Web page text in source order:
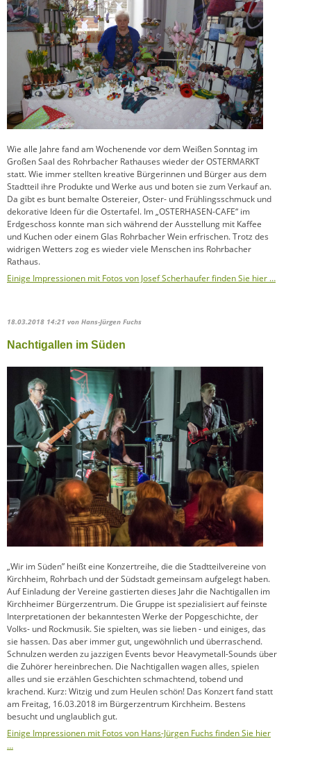
Wie alle Jahre fand am Wochenende vor dem Weißen Sonntag im
Großen Saal des Rohrbacher Rathauses wieder der OSTERMARKT
statt. Wie immer stellten kreative Bürgerinnen und Bürger aus dem
Stadtteil ihre Produkte und Werke aus und boten sie zum Verkauf an.
Da gibt es bunt bemalte Ostereier, Oster- und Frühlingsschmuck und
dekorative Ideen für die Ostertafel. Im „OSTERHASEN-CAFE“ im
Erdgeschoss konnte man sich während der Ausstellung mit Kaffee
und Kuchen oder einem Glas Rohrbacher Wein erfrischen. Trotz des
widrigen Wetters zog es wieder viele Menschen ins Rohrbacher
Rathaus.
Einige Impressionen mit Fotos von Josef Scherhaufer finden Sie hier …
18.03.2018 14:21 von Hans-Jürgen Fuchs
Nachtigallen im Süden
„Wir im Süden” heißt eine Konzertreihe, die die Stadtteilvereine von
Kirchheim, Rohrbach und der Südstadt gemeinsam aufgelegt haben.
Auf Einladung der Vereine gastierten dieses Jahr die Nachtigallen im
Kirchheimer Bürgerzentrum. Die Gruppe ist spezialisiert auf feinste
Interpretationen der bekanntesten Werke der Popgeschichte, der
Volks- und Rockmusik. Sie spielten, was sie lieben - und einiges, das
sie hassen. Das aber immer gut, ungewöhnlich und überraschend.
Schnulzen werden zu jazzigen Events bevor Heavymetall-Sounds über
die Zuhörer hereinbrechen. Die Nachtigallen wagen alles, spielen
alles und sie erzählen Geschichten schmachtend, tobend und
krachend. Kurz: Witzig und zum Heulen schön! Das Konzert fand statt
am Freitag, 16.03.2018 im Bürgerzentrum Kirchheim. Bestens
besucht und unglaublich gut.
Einige Impressionen mit Fotos von Hans-Jürgen Fuchs finden Sie hier
…